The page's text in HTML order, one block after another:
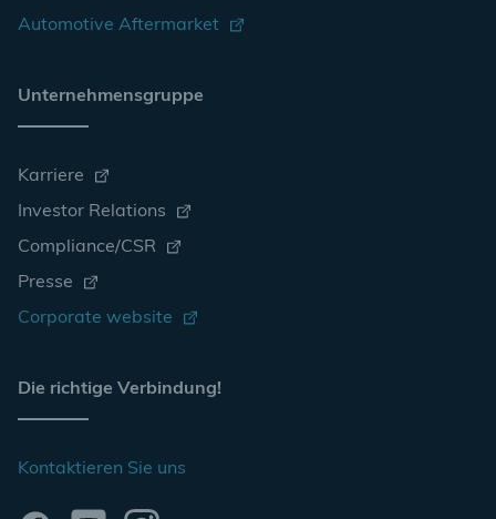
Automotive Aftermarket
Unternehmensgruppe
Karriere
Investor Relations
Compliance/CSR
Presse
Corporate website
Die richtige Verbindung!
Kontaktieren Sie uns